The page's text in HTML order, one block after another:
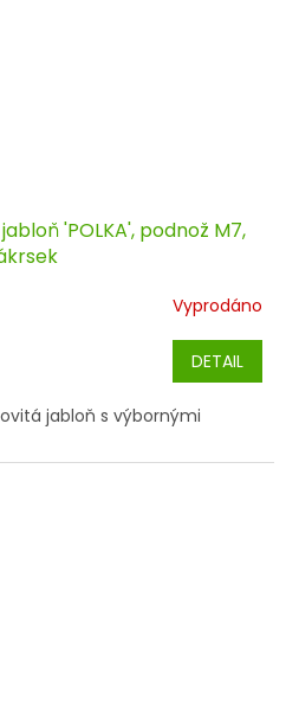
'POLKA', podnož M7,
Vyprodáno
DETAIL
jabloň s výbornými